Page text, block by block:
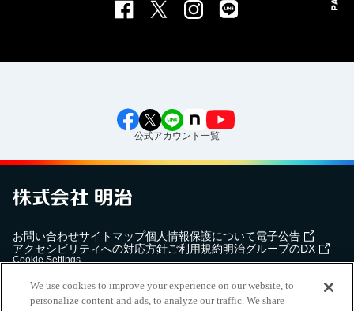
公式アカウント一覧
お問い合わせサイトマップ個人情報保護について電子公告
アクセシビリティへの対応方針ご利用規約明治グループのDX
Cookie Settings
We use cookies to improve your experience on our website, to
personalize content and ads, to analyze our traffic. We share